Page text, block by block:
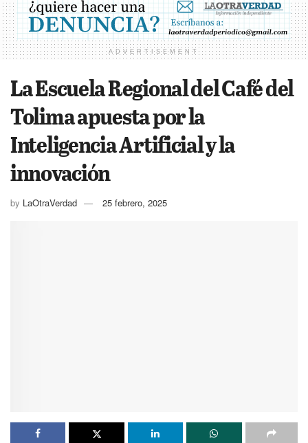
ADVERTISEMENT
La Escuela Regional del Café del
Tolima apuesta por la
Inteligencia Artificial y la
innovación
by LaOtraVerdad 25 febrero, 2025